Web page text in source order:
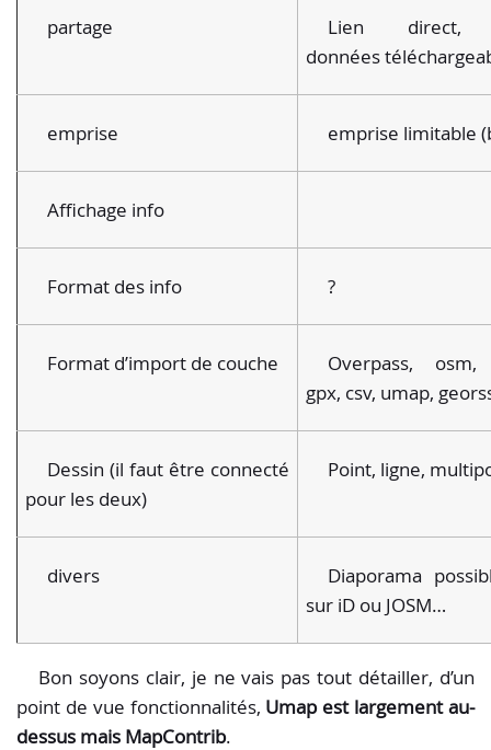
partage
Lien direct,
données
emprise emprise limitable
Affichage info
Format des info ?
Format d’import de couche
Overpass, osm,
gpx, csv, umap,
Dessin (il faut être connecté
pour les deux)
Point, ligne,
divers
Diaporama
sur iD ou JOSM…
Bon soyons clair, je ne vais pas tout détailler, d’un
point de vue fonctionnalités, Umap est largement au-
dessus mais MapContrib.